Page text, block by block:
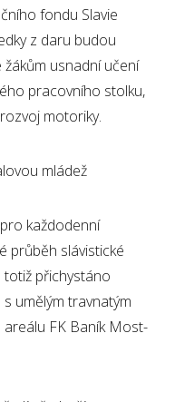
fondu Slavie
z daru budou
žákům usnadní učení
pracovního stolku,
motoriky.
mládež
každodenní
průběh slávistické
totiž přichystáno
umělým travnatým
FK Baník Most-